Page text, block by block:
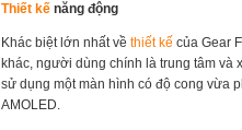
Thiết kế năng động
Khác biệt lớn nhất về thiết kế của Gear
khác, người dùng chính là trung tâm và
sử dụng một màn hình có độ cong vừa
AMOLED.